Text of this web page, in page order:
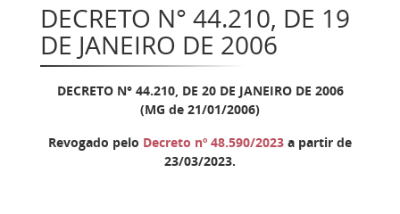
DECRETO N° 44.210, DE 19
DE JANEIRO DE 2006
DECRETO N° 44.210, DE 20 DE JANEIRO DE 2006
(MG de 21/01/2006)
Revogado pelo Decreto nº 48.590/2023 a partir de
23/03/2023.